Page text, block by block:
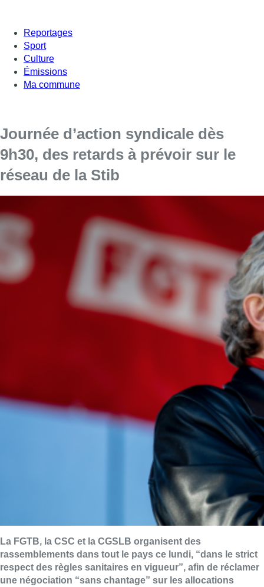
Reportages
Sport
Culture
Émissions
Ma commune
Journée d’action syndicale dès
9h30, des retards à prévoir sur le
réseau de la Stib
La FGTB, la CSC et la CGSLB organisent des
rassemblements dans tout le pays ce lundi, “dans le strict
respect des règles sanitaires en vigueur”, afin de réclamer
une négociation “sans chantage” sur les allocations